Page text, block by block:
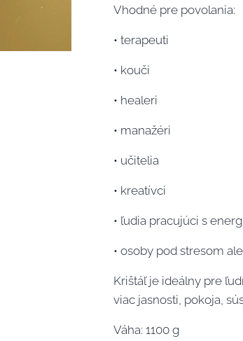
Vhodné pre povolania:
• terapeuti
• kouči
• healeri
• manažéri
• učitelia
• kreatívci
• ľudia pracujúci s
• osoby pod stresom
Krištáľ je ideálny pre
viac jasnosti, pokoja,
Váha: 1100 g